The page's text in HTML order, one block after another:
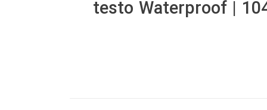
ترمومتر تاشو نفوذی تستو 104 | testo Waterproof